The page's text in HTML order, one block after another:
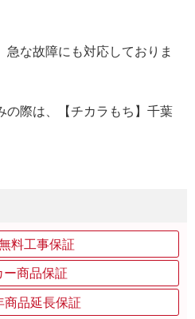
な故障にも対応しておりま
の際は、【チカラもち】千葉
料工事保証
ー商品保証
商品延長保証